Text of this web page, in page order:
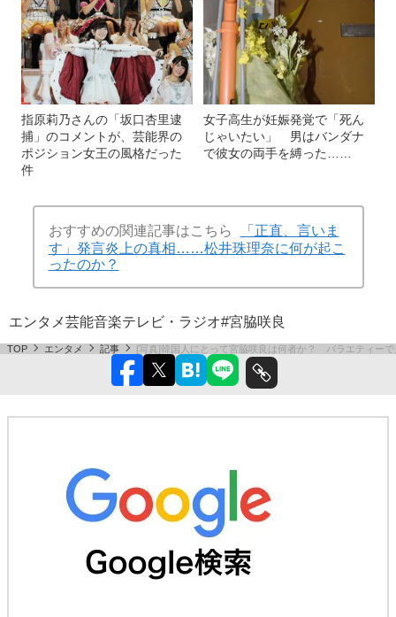
指原莉乃さんの「坂口杏里逮
捕」のコメントが、芸能界の
ポジション女王の風格だった
件
女子高生が妊娠発覚で「死ん
じゃいたい」 男はバンダナ
で彼女の両手を縛った……
おすすめの関連記事はこちら
「正直、言いま
す」発言炎上の真相……松井珠理奈に何が起こ
ったのか？
エンタメ芸能音楽テレビ・ラジオ#宮脇咲良
TOP エンタメ 記事 [写真]韓国人にとって宮脇咲良は何者か？ バラエティー